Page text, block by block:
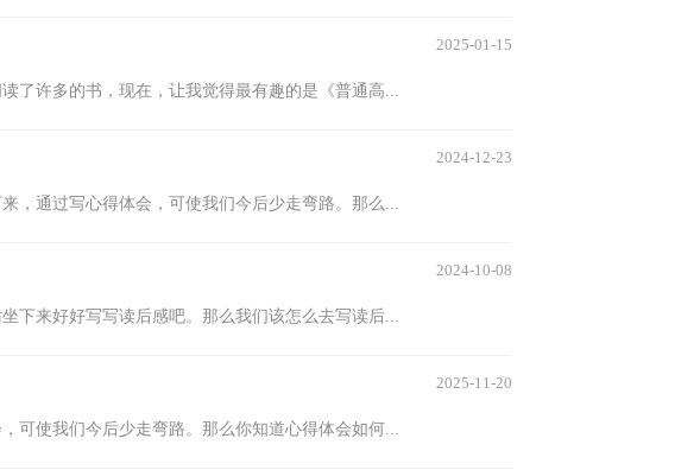
2025-01-15
了许多的书，现在，让我觉得最有趣的是《普通高...
2024-12-23
，通过写心得体会，可使我们今后少走弯路。那么...
2024-10-08
下来好好写写读后感吧。那么我们该怎么去写读后...
2025-11-20
可使我们今后少走弯路。那么你知道心得体会如何...